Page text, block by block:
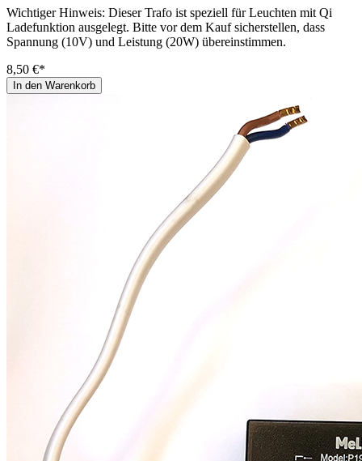
Wichtiger Hinweis: Dieser Trafo ist speziell für Leuchten mit Qi
Ladefunktion ausgelegt. Bitte vor dem Kauf sicherstellen, dass
Spannung (10V) und Leistung (20W) übereinstimmen.
8,50 €*
In den Warenkorb